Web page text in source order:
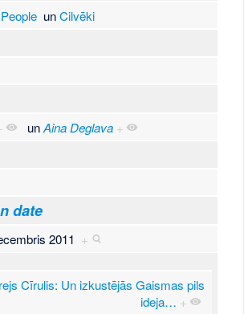
PeopleunCilvēki
unAina Deglava +
date
2011 +
Cīrulis: Un izkustējās Gaismas pils
ideja… +